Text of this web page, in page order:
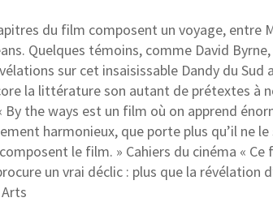
du film composent un voyage, entre
Quelques témoins, comme David
sur cet insaisissable Dandy du
la littérature son autant de prétextes à
By the ways est un film où on apprend
harmonieux, que porte plus qu’il ne
le film. » Cahiers du cinéma «
un vrai déclic : plus que la révélation